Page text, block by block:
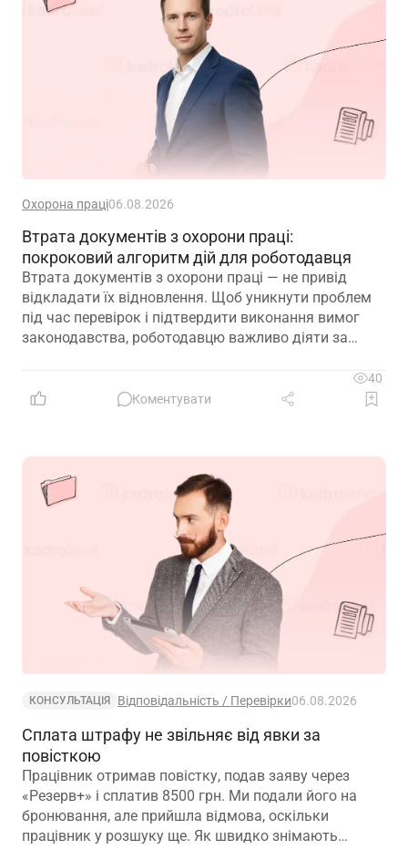
Охорона праці06.08.2026
Втрата документів з охорони праці:
покроковий алгоритм дій для роботодавця
Втрата документів з охорони праці — не привід
відкладати їх відновлення. Щоб уникнути проблем
під час перевірок і підтвердити виконання вимог
законодавства, роботодавцю важливо діяти за
надійне зберігання в майбутньому
40
Коментувати
КОНСУЛЬТАЦІЯ Відповідальність / Перевірки06.08.2026
Сплата штрафу не звільняє від явки за
повісткою
Працівник отримав повістку, подав заяву через
«Резерв+» і сплатив 8500 грн. Ми подали його на
бронювання, але прийшла відмова, оскільки
працівник у розшуку ще. Як швидко знімають